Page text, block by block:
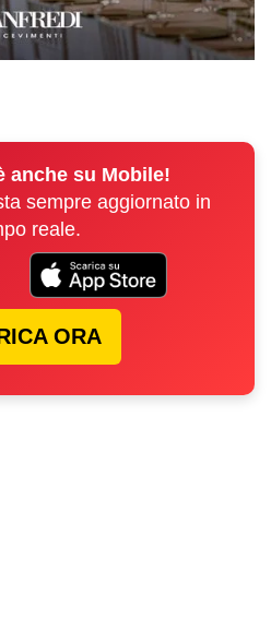
anche su Mobile!
sempre aggiornato in
reale.
ORA